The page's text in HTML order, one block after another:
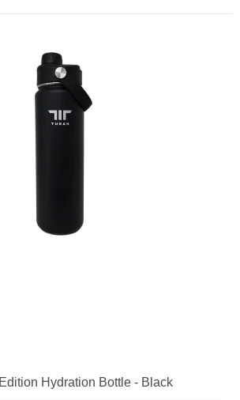
Hydration Bottle - Black